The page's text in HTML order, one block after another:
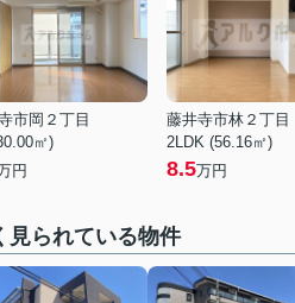
市岡２丁目
㎡)
円
藤井寺市林２丁目
2LDK (56.16㎡)
8.5万円
見られている物件